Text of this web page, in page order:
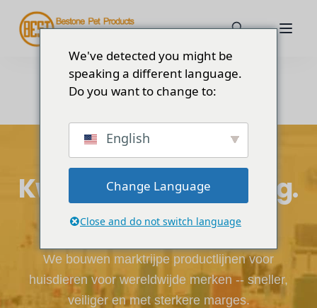
Over Bestone
Kwaliteit. Aanpassing.
Betrouwbaarheid.
We bouwen marktrijpe productlijnen voor
huisdieren voor wereldwijde merken -- sneller,
veiliger en met sterkere marges.
We've detected you might be
speaking a different language.
Do you want to change to:
English
Change Language
Close and do not switch language